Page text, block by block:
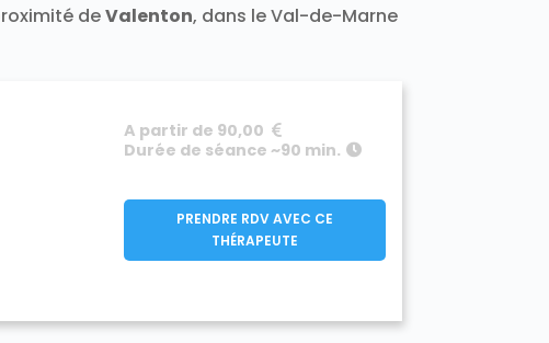
deValenton, dans le Val-de-Marne
A partir de 90,00
Durée de séance ~90 min.
PRENDRE RDV AVEC CE
THÉRAPEUTE